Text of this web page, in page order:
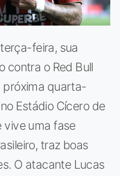
feira, sua
contra o Red Bull
próxima quarta-
Estádio Cícero de
vive uma fase
traz boas
O atacante Lucas